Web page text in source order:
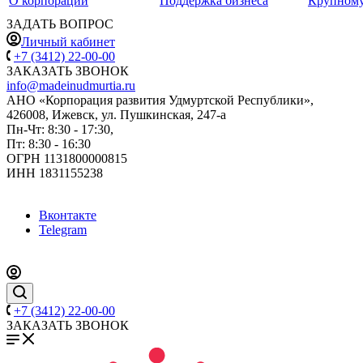
ЗАДАТЬ ВОПРОС
Личный кабинет
+7 (3412) 22-00-00
ЗАКАЗАТЬ ЗВОНОК
info@madeinudmurtia.ru
АНО «Корпорация развития Удмуртской Республики»,
426008, Ижевск, ул. Пушкинская, 247-а
Пн-Чт: 8:30 - 17:30,
Пт: 8:30 - 16:30
ОГРН 1131800000815
ИНН 1831155238
Вконтакте
Telegram
+7 (3412) 22-00-00
ЗАКАЗАТЬ ЗВОНОК